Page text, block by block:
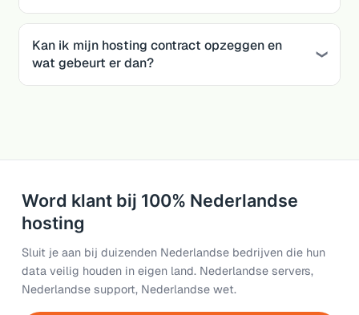
Kan ik mijn hosting contract opzeggen en
wat gebeurt er dan?
Word klant bij 100% Nederlandse
hosting
Sluit je aan bij duizenden Nederlandse bedrijven die hun
data veilig houden in eigen land. Nederlandse servers,
Nederlandse support, Nederlandse wet.